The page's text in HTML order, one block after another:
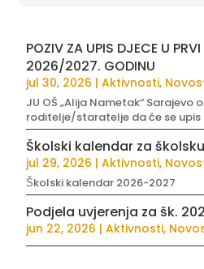
POZIV ZA UPIS DJECE U
2026/2027. GODINU
jul 30, 2026 |Aktivnosti,
JU OŠ „Alija Nametak“ Sarajevo
roditelje/staratelje da će se upis
Školski kalendar za
jul 29, 2026 |Aktivnosti,
Školski kalendar 2026-2027
Podjela uvjerenja za šk.
jun 22, 2026 |Aktivnosti,